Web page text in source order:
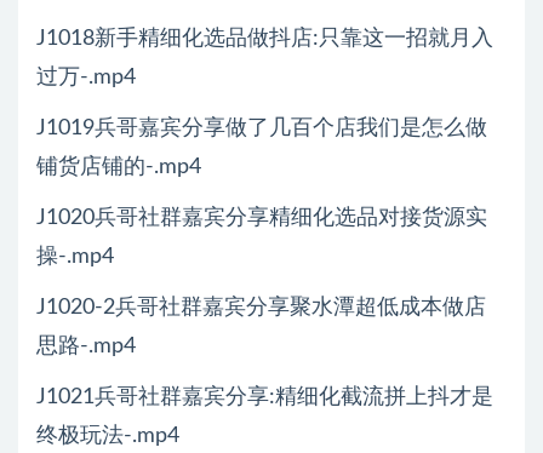
J1018新手精细化选品做抖店:只靠这一招就月入
过万-.mp4
J1019兵哥嘉宾分享做了几百个店我们是怎么做
铺货店铺的-.mp4
J1020兵哥社群嘉宾分享精细化选品对接货源实
操-.mp4
J1020-2兵哥社群嘉宾分享聚水潭超低成本做店
思路-.mp4
J1021兵哥社群嘉宾分享:精细化截流拼上抖才是
终极玩法-.mp4